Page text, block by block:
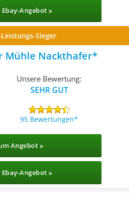
Ebay-Angebot »
Sieger
Mühle Nackthafer
Unsere Bewertung:
SEHR GUT
95 Bewertungen
Angebot »
Ebay-Angebot »